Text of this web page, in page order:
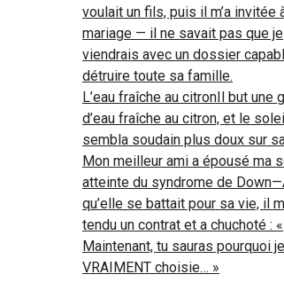
voulait un fils, puis il m’a invitée
mariage — il ne savait pas que je
viendrais avec un dossier
détruire toute sa famille.
L’eau fraîche au citronIl but une
d’eau fraîche au citron, et le
sembla soudain plus doux sur
Mon meilleur ami a épousé ma
atteinte du syndrome de
qu’elle se battait pour sa vie, il
tendu un contrat et a chuchoté : «
Maintenant, tu sauras pourquoi je
VRAIMENT choisie… »